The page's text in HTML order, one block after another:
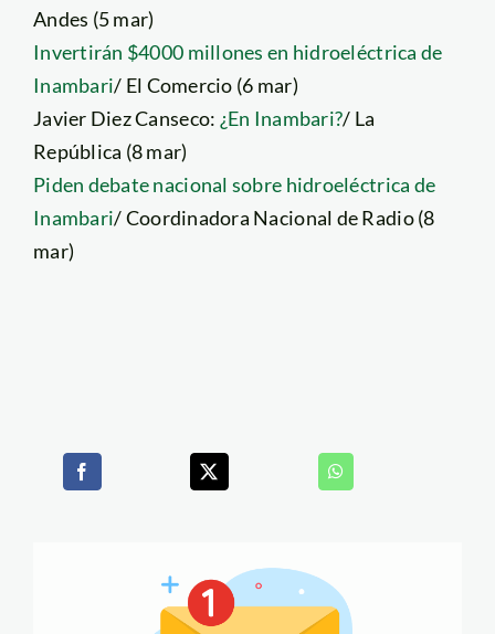
Andes (5 mar)
Invertirán $4000 millones en hidroeléctrica de
Inambari/ El Comercio (6 mar)
Javier Diez Canseco: ¿En Inambari?/ La
República (8 mar)
Piden debate nacional sobre hidroeléctrica de
Inambari/ Coordinadora Nacional de Radio (8
mar)